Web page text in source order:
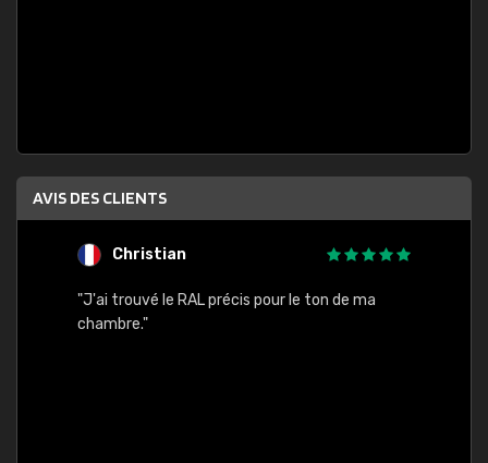
AVIS DES CLIENTS
Christian
"J'ai trouvé le RAL précis pour le ton de ma
chambre."